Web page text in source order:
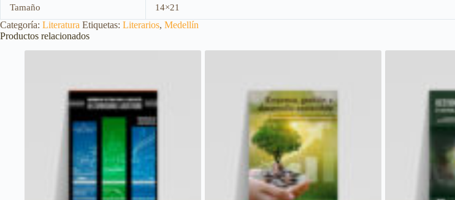
Tamaño 14×21
Categoría: Literatura Etiquetas: Literarios, Medellín
Productos relacionados